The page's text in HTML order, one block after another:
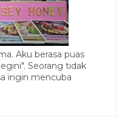
Aku berasa puas
Seorang tidak
ingin mencuba